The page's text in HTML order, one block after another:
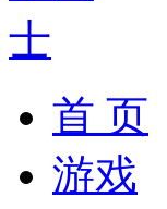
首 页
游戏